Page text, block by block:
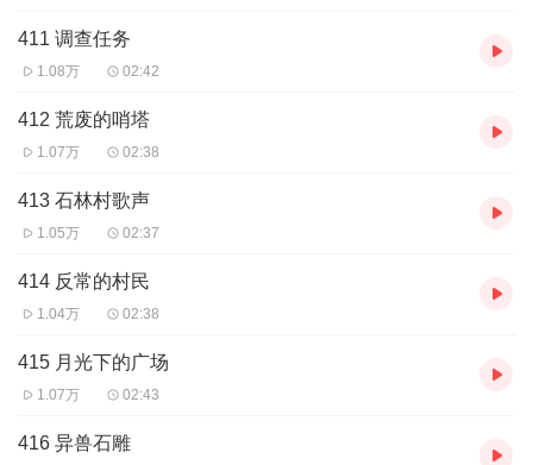
411 调查任务
1.08万 02:42
412 荒废的哨塔
1.07万 02:38
413 石林村歌声
1.05万 02:37
414 反常的村民
1.04万 02:38
415 月光下的广场
1.07万 02:43
416 异兽石雕